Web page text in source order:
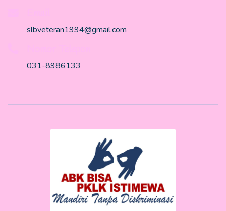
slbveteran1994@gmail.com
031-8986133